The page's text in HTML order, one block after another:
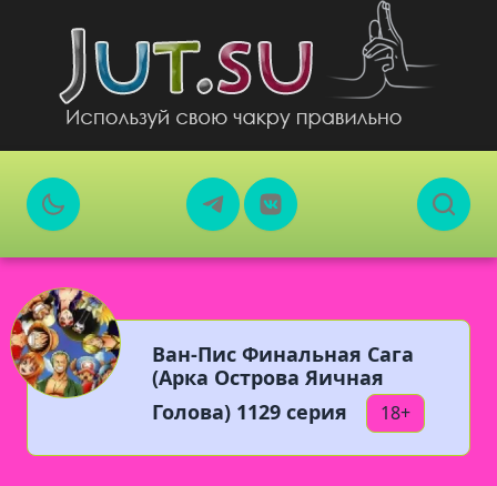
Ван-Пис Финальная Сага
(Арка Острова Яичная
Голова) 1129 серия
18+